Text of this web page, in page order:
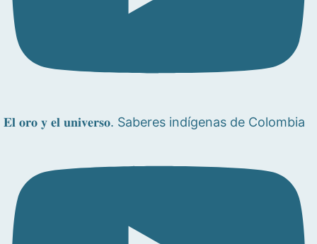
𝐄𝐥 𝐨𝐫𝐨 𝐲 𝐞𝐥 𝐮𝐧𝐢𝐯𝐞𝐫𝐬𝐨. Saberes indígenas de Colombia